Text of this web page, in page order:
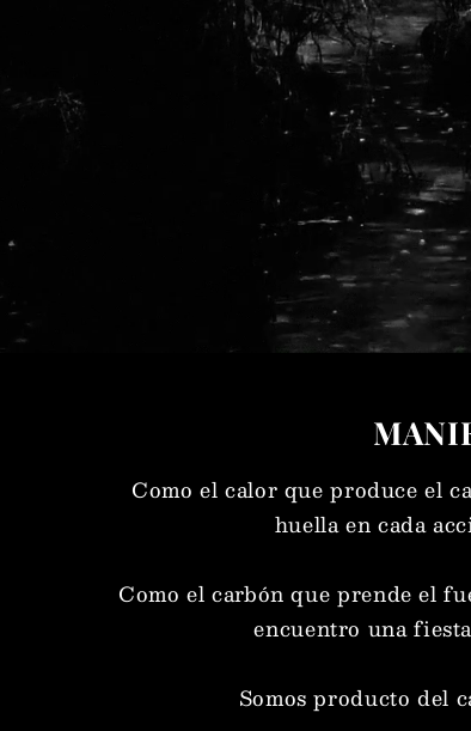
Como el calor que produce el
huella en cada
Como el carbón que prende el
encuentro una
Somos producto del